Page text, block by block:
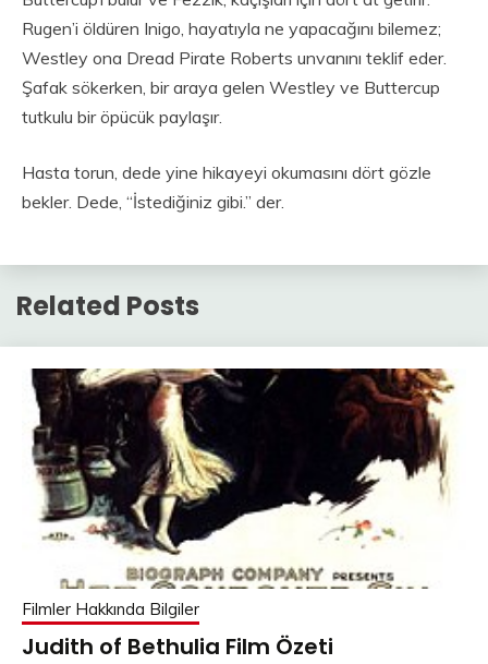
Rugen’i öldüren Inigo, hayatıyla ne yapacağını bilemez;
Westley ona Dread Pirate Roberts unvanını teklif eder.
Şafak sökerken, bir araya gelen Westley ve Buttercup
tutkulu bir öpücük paylaşır.
Hasta torun, dede yine hikayeyi okumasını dört gözle
bekler. Dede, “İstediğiniz gibi.” der.
Related Posts
Filmler Hakkında Bilgiler
Judith of Bethulia Film Özeti